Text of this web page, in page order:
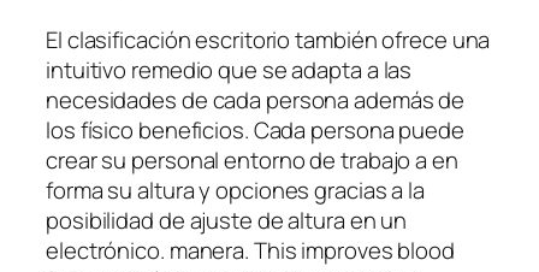
El clasificación escritorio también ofrece una
intuitivo remedio que se adapta a las
necesidades de cada persona además de
los físico beneficios. Cada persona puede
crear su personal entorno de trabajo a en
forma su altura y opciones gracias a la
posibilidad de ajuste de altura en un
electrónico. manera. This improves blood